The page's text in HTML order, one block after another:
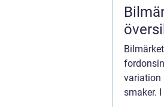
variation
smaker.